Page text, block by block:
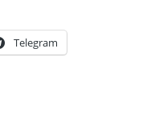
Telegram